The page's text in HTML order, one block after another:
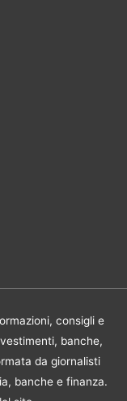
consigli e
banche,
da giornalisti
banche e finanza.